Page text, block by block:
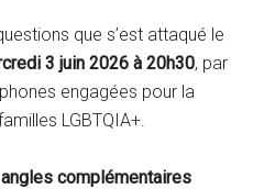
que s’est attaqué le
3 juin 2026 à 20h30, par
engagées pour la
LGBTQIA+.
complémentaires